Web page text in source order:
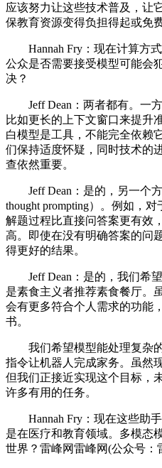
应该努力让这些技术普及，让
保教育资源变得负担得起或免费
Hannah Fry：现在计算方式
公众是否需要接受模型可能会
决？
Jeff Dean：两者都有。一方
比如更长的上下文窗口来提升
白模型是工具，不能完全依赖
们保持适度怀疑，同时技术的
查依然重要。
Jeff Dean：是的，另一个方
thought prompting）。例如，
解题过程比直接问答案更有效
高。即使在没有明确答案的问
得更好的结果。
Jeff Dean：是的，我们希
是素食主义者推荐素食餐厅。
会有更多符合个人需求的功能
书。
我们希望模型能处理复杂的
指令让机器人完成家务。虽然
但我们正接近实现这个目标，
许多有用的任务。
Hannah Fry：现在这些助手
是在医疗和教育领域。多模态
世界？雷峰网雷峰网(公众号：